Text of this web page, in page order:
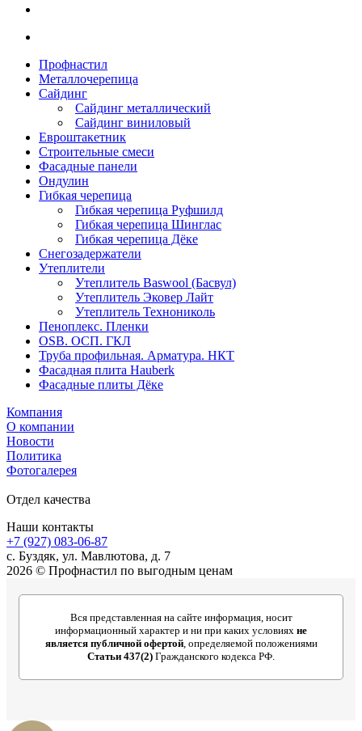
Профнастил
Металлочерепица
Сайдинг
Сайдинг металлический
Сайдинг виниловый
Евроштакетник
Строительные смеси
Фасадные панели
Ондулин
Гибкая черепица
Гибкая черепица Руфшилд
Гибкая черепица Шинглас
Гибкая черепица Дёке
Снегозадержатели
Утеплители
Утеплитель Baswool (Басвул)
Утеплитель Эковер Лайт
Утеплитель Технониколь
Пеноплекс. Пленки
OSB. ОСП. ГКЛ
Труба профильная. Арматура. НКТ
Фасадная плита Hauberk
Фасадные плиты Дёке
Компания
О компании
Новости
Политика
Фотогалерея
Отдел качества
Наши контакты
+7 (927) 083-06-87
c. Буздяк, ул. Мавлютова, д. 7
2026 © Профнастил по выгодным ценам
Вся представленная на сайте информация, носит
информационный характер и ни при каких условиях не
является публичной офертой, определяемой положениями
Статьи 437(2) Гражданского кодекса РФ.